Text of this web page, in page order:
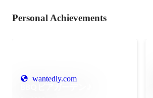
Personal Achievements
wantedly.com